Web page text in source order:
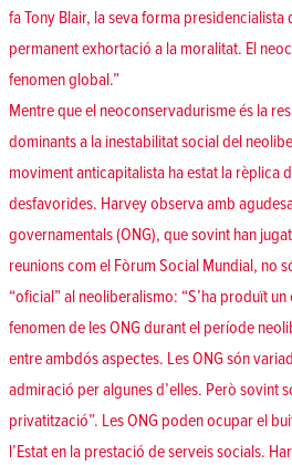
fa Tony Blair, la seva forma presidencialista
permanent exhortació a la moralitat. El
fenomen global.”
Mentre que el neoconservadurisme és la
dominants a la inestabilitat social del
moviment anticapitalista ha estat la rèplica
desfavorides. Harvey observa amb
governamentals (ONG), que sovint han
reunions com el Fòrum Social Mundial, no
“oficial” al neoliberalismo: “S’ha produït
fenomen de les ONG durant el període
entre ambdós aspectes. Les ONG són
admiració per algunes d’elles. Però sovint
privatització”. Les ONG poden ocupar el
l’Estat en la prestació de serveis socials.